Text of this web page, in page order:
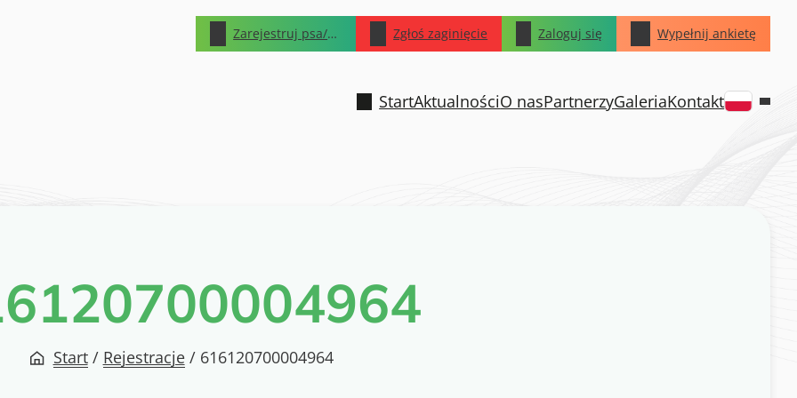
Zarejestruj psa/kota Zgłoś zaginięcie Zaloguj się Wypełnij ankietę
StartAktualnościO nasPartnerzyGaleriaKontakt
Start / Rejestracje / 616120700004964